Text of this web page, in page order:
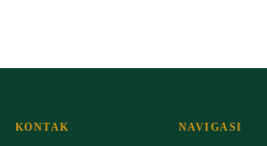
KONTAK NAVIGASI